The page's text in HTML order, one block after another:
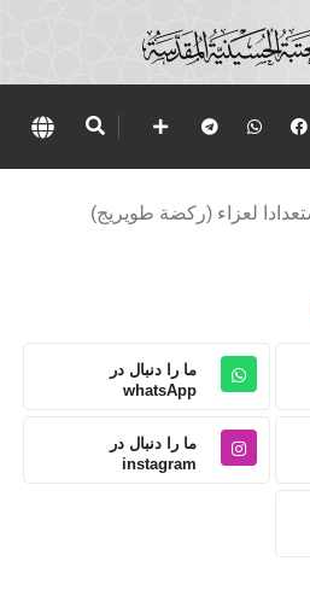
لعزاء (ركضة طويريج)
ما را دنبال در
whatsApp
ما را دنبال در
instagram